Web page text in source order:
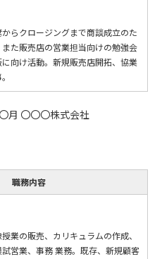
らクロージングまで商談成立のた
た販売店の営業担当向けの勉強会
向け活動。新規販売店開拓、協業
月 〇〇〇株式会社
職務内容
業の販売、カリキュラムの作成、
営業、事務 業務。既存、新規顧客